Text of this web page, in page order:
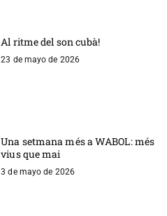
Al ritme del son cubà!
23 de mayo de 2026
Una setmana més a WABOL: més
vius que mai
3 de mayo de 2026